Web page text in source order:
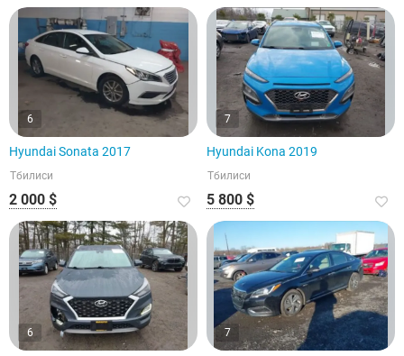
6
Hyundai Sonata 2017
Тбилиси
2 000 $
7
Hyundai Kona 2019
Тбилиси
5 800 $
6 7